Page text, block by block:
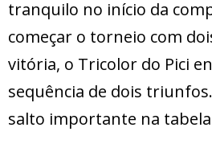
tranquilo no início da
começar o torneio com
vitória, o Tricolor do Pici
sequência de dois
salto importante na